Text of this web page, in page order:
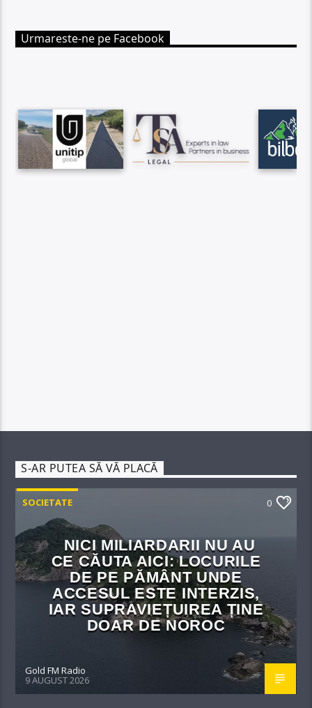
Urmareste-ne pe Facebook
S-AR PUTEA SĂ VĂ PLACĂ
SOCIETATE 0
NICI MILIARDARII NU AU
CE CĂUTA AICI: LOCURILE
DE PE PĂMÂNT UNDE
ACCESUL ESTE INTERZIS,
IAR SUPRAVIEȚUIREA ȚINE
DOAR DE NOROC
Gold FM Radio
9 AUGUST 2026